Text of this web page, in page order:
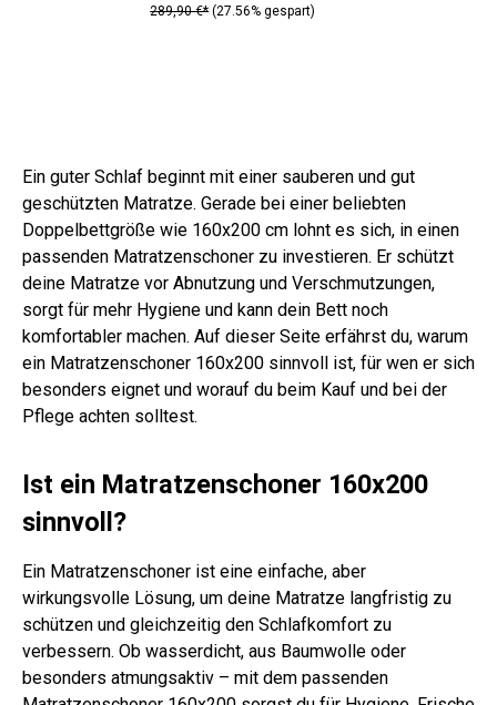
289,90 €* (27.56% gespart)
Ein guter Schlaf beginnt mit einer sauberen und gut
geschützten Matratze. Gerade bei einer beliebten
Doppelbettgröße wie 160x200 cm lohnt es sich, in einen
passenden Matratzenschoner zu investieren. Er schützt
deine Matratze vor Abnutzung und Verschmutzungen,
sorgt für mehr Hygiene und kann dein Bett noch
komfortabler machen. Auf dieser Seite erfährst du, warum
ein Matratzenschoner 160x200 sinnvoll ist, für wen er sich
besonders eignet und worauf du beim Kauf und bei der
Pflege achten solltest.
Ist ein Matratzenschoner 160x200
sinnvoll?
Ein Matratzenschoner ist eine einfache, aber
wirkungsvolle Lösung, um deine Matratze langfristig zu
schützen und gleichzeitig den Schlafkomfort zu
verbessern. Ob wasserdicht, aus Baumwolle oder
besonders atmungsaktiv – mit dem passenden